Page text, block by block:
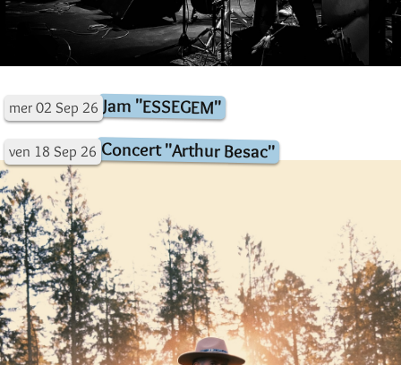
mer 02 Sep 26 Jam "ESSEGEM"
ven 18 Sep 26 Concert "Arthur Besac"